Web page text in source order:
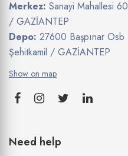
Merkez: Sanayi Mahallesi
/ GAZİANTEP
Depo: 27600 Başpınar Osb
Şehitkamil / GAZİANTEP
Show on map
Need help